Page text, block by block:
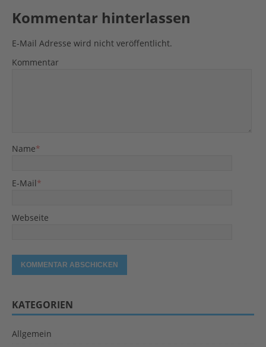
Kommentar hinterlassen
E-Mail Adresse wird nicht veröffentlicht.
Kommentar
Name*
E-Mail*
Webseite
KATEGORIEN
Allgemein